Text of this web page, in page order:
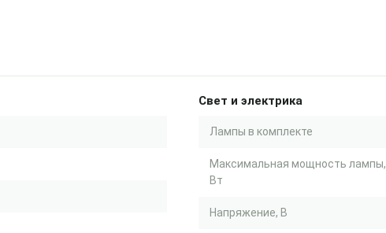
Свет и электрика
Лампы в комплекте
Максимальная мощность лампы,
Вт
Напряжение, В